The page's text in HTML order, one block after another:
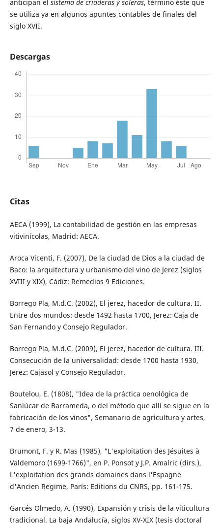
anticipan el sistema de criaderas y soleras, término éste que
se utiliza ya en algunos apuntes contables de finales del
siglo XVII.
Descargas
Citas
AECA (1999), La contabilidad de gestión en las empresas
vitivinícolas, Madrid: AECA.
Aroca Vicenti, F. (2007), De la ciudad de Dios a la ciudad de
Baco: la arquitectura y urbanismo del vino de Jerez (siglos
XVIII y XIX), Cádiz: Remedios 9 Ediciones.
Borrego Pla, M.d.C. (2002), El jerez, hacedor de cultura. II.
Entre dos mundos: desde 1492 hasta 1700, Jerez: Caja de
San Fernando y Consejo Regulador.
Borrego Pla, M.d.C. (2009), El jerez, hacedor de cultura. III.
Consecución de la universalidad: desde 1700 hasta 1930,
Jerez: Cajasol y Consejo Regulador.
Boutelou, E. (1808), "Idea de la práctica oenológica de
Sanlúcar de Barrameda, o del método que allí se sigue en la
fabricación de los vinos", Semanario de agricultura y artes,
7 de enero, 3-13.
Brumont, F. y R. Mas (1985), "L'exploitation des Jésuites à
Valdemoro (1699-1766)", en P. Ponsot y J.P. Amalric (dirs.),
L'exploitation des grands domaines dans l'Espagne
d'Ancien Regime, París: Editions du CNRS, pp. 161-175.
Garcés Olmedo, A. (1990), Expansión y crisis de la viticultura
tradicional. La baja Andalucía, siglos XV-XIX (tesis doctoral